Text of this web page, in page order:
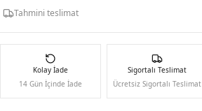
Tahmini teslimat
Kolay İade
14 Gün İçinde İade
Sigortalı Teslimat
Ücretsiz Sigortalı Teslimat